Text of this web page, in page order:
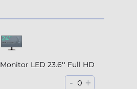
Monitor LED 23.6'' Full HD
- 0 +